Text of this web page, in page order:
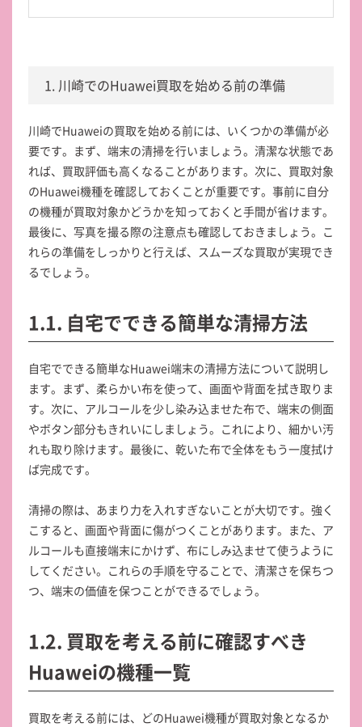
1. 川崎でのHuawei買取を始める前の準備
川崎でHuaweiの買取を始める前には、いくつかの準備が必
要です。まず、端末の清掃を行いましょう。清潔な状態であ
れば、買取評価も高くなることがあります。次に、買取対象
のHuawei機種を確認しておくことが重要です。事前に自分
の機種が買取対象かどうかを知っておくと手間が省けます。
最後に、写真を撮る際の注意点も確認しておきましょう。こ
れらの準備をしっかりと行えば、スムーズな買取が実現でき
るでしょう。
1.1. 自宅でできる簡単な清掃方法
自宅でできる簡単なHuawei端末の清掃方法について説明し
ます。まず、柔らかい布を使って、画面や背面を拭き取りま
す。次に、アルコールを少し染み込ませた布で、端末の側面
やボタン部分もきれいにしましょう。これにより、細かい汚
れも取り除けます。最後に、乾いた布で全体をもう一度拭け
ば完成です。
清掃の際は、あまり力を入れすぎないことが大切です。強く
こすると、画面や背面に傷がつくことがあります。また、ア
ルコールも直接端末にかけず、布にしみ込ませて使うように
してください。これらの手順を守ることで、清潔さを保ちつ
つ、端末の価値を保つことができるでしょう。
1.2. 買取を考える前に確認すべき
Huaweiの機種一覧
買取を考える前には、どのHuawei機種が買取対象となるか